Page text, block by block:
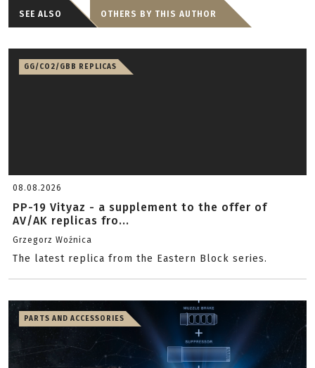
SEE ALSO OTHERS BY THIS AUTHOR
GG/CO2/GBB REPLICAS
08.08.2026
PP-19 Vityaz - a supplement to the offer of
AV/AK replicas fro...
Grzegorz Woźnica
The latest replica from the Eastern Block series.
PARTS AND ACCESSORIES